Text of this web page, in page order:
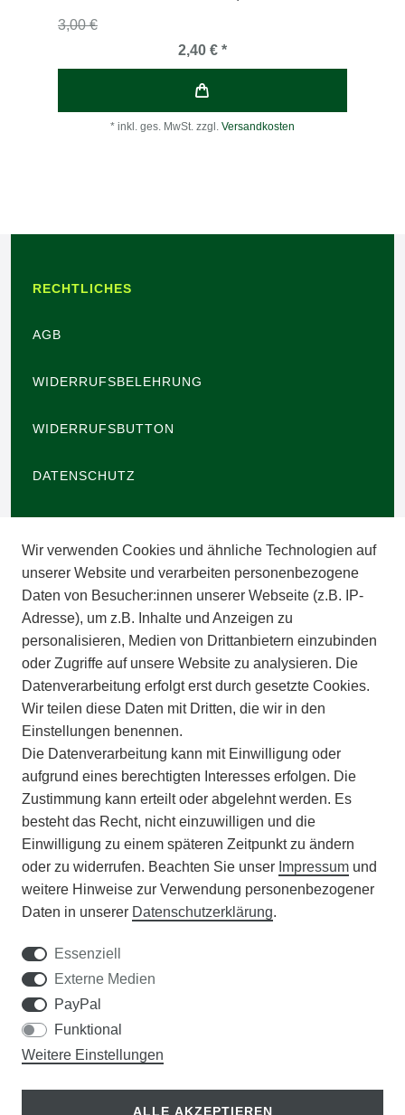
3,00 €
2,40 € *
* inkl. ges. MwSt. zzgl. Versandkosten
RECHTLICHES
AGB
WIDERRUFSBELEHRUNG
WIDERRUFSBUTTON
DATENSCHUTZ
IMPRESSUM
INFORMATIONEN
ZAHLUNGSARTEN
VERSAND
BATTERIEENTSORGUNG
VERANSTALTUNGEN
APOTHEKERSCHRANK
WISSENSWERTES
DER WEG ZUM TRAUMRASEN
Samen Rohde GmbH
Wir verwenden Cookies und ähnliche Technologien auf
unserer Website und verarbeiten personenbezogene
Daten von Besucher:innen unserer Webseite (z.B. IP-
Adresse), um z.B. Inhalte und Anzeigen zu
personalisieren, Medien von Drittanbietern einzubinden
oder Zugriffe auf unsere Website zu analysieren. Die
Datenverarbeitung erfolgt erst durch gesetzte Cookies.
Wir teilen diese Daten mit Dritten, die wir in den
Einstellungen benennen.
Die Datenverarbeitung kann mit Einwilligung oder
aufgrund eines berechtigten Interesses erfolgen. Die
Zustimmung kann erteilt oder abgelehnt werden. Es
besteht das Recht, nicht einzuwilligen und die
Einwilligung zu einem späteren Zeitpunkt zu ändern
oder zu widerrufen. Beachten Sie unser Impressum und
weitere Hinweise zur Verwendung personenbezogener
Daten in unserer Daten­schutz­erklärung.
Essenziell
Externe Medien
PayPal
Funktional
Weitere Einstellungen
ALLE AKZEPTIEREN